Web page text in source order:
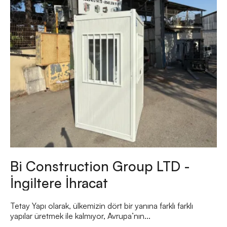
Bi Construction Group LTD -
İngiltere İhracat
Tetay Yapı olarak, ülkemizin dört bir yanına farklı farklı
yapılar üretmek ile kalmıyor, Avrupa’nın...